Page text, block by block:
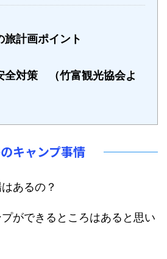
旅計画ポイント
全対策 （竹富観光協会よ
キャンプ事情
あるの？
ができるところはあると思い